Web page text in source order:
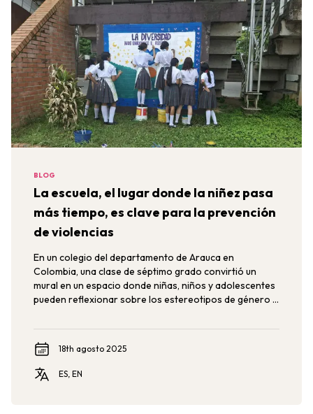
BLOG
La escuela, el lugar donde la niñez pasa
más tiempo, es clave para la prevención
de violencias
En un colegio del departamento de Arauca en
Colombia, una clase de séptimo grado convirtió un
mural en un espacio donde niñas, niños y adolescentes
pueden reflexionar sobre los estereotipos de género y
una escuela libre de violencias.
18th agosto 2025
ES, EN